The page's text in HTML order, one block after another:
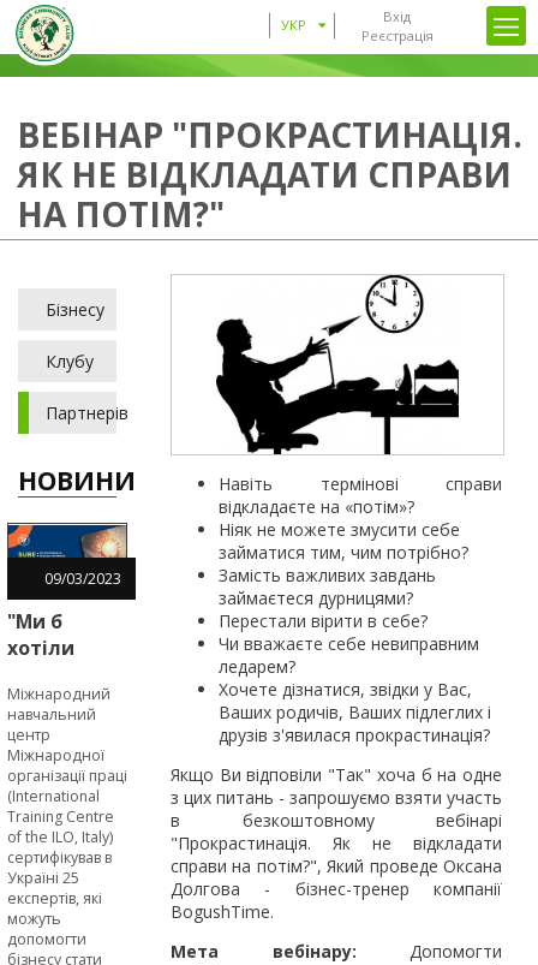
Вхід
Реєстрація
УКР
ВЕБІНАР "ПРОКРАСТИНАЦІЯ.
ЯК НЕ ВІДКЛАДАТИ СПРАВИ
НА ПОТІМ?"
Бізнесу
Клубу
Партнерів
НОВИНИ
09/03/2023
"Ми б
хотіли
SURE-
навчання
раніше", -
підприємці
в межах
EU4Business
Міжнародний
навчальний
центр
Міжнародної
організації праці
(International
Training Centre
of the ILO, Italy)
сертифікував в
Україні 25
експертів, які
можуть
допомогти
бізнесу стати
Навіть термінові справи
відкладаєте на «потім»?
Ніяк не можете змусити себе
займатися тим, чим потрібно?
Замість важливих завдань
займаєтеся дурницями?
Перестали вірити в себе?
Чи вважаєте себе невиправним
ледарем?
Хочете дізнатися, звідки у Вас,
Ваших родичів, Ваших підлеглих і
друзів з'явилася прокрастинація?
Якщо Ви відповіли "Так" хоча б на одне
з цих питань - запрошуємо взяти участь
в безкоштовному вебінарі
"Прокрастинація. Як не відкладати
справи на потім?", Який проведе Оксана
Долгова - бізнес-тренер компанії
BogushTime.
Мета вебінару: Допомогти